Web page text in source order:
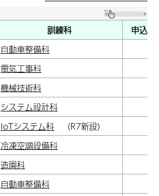
訓練科
申込フ
自動車整備科
電気工事科
機械技術科
システム設計科
IoTシステム科 （R7新設）
冷凍空調設備科
造園科
自動車整備科